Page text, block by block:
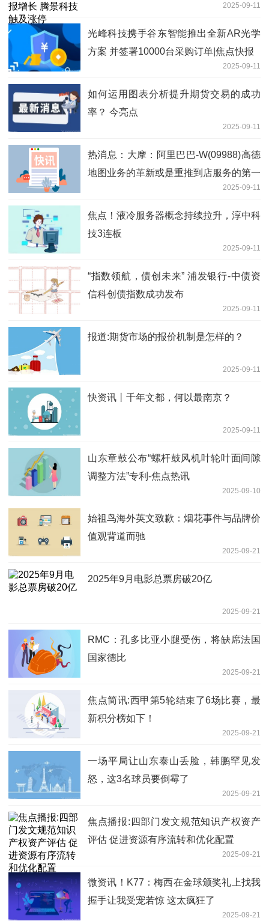
2025-09-11
光峰科技携手谷东智能推出全新AR光学
方案 并签署10000台采购订单|焦点快报
2025-09-11
如何运用图表分析提升期货交易的成功
率？ 今亮点
2025-09-11
热消息：大摩：阿里巴巴-W(09988)高德
地图业务的革新或是重推到店服务的第一
2025-09-11
焦点！液冷服务器概念持续拉升，淳中科
技3连板
2025-09-11
“指数领航，债创未来” 浦发银行-中债资
信科创债指数成功发布
2025-09-11
报道:期货市场的报价机制是怎样的？
2025-09-11
快资讯丨千年文都，何以最南京？
2025-09-11
山东章鼓公布“螺杆鼓风机叶轮叶面间隙
调整方法”专利-焦点热讯
2025-09-10
始祖鸟海外英文致歉：烟花事件与品牌价
值观背道而驰
2025-09-21
2025年9月电影总票房破20亿
2025-09-21
RMC：孔多比亚小腿受伤，将缺席法国
国家德比
2025-09-21
焦点简讯:西甲第5轮结束了6场比赛，最
新积分榜如下！
2025-09-21
一场平局让山东泰山丢脸，韩鹏罕见发
怒，这3名球员要倒霉了
2025-09-21
焦点播报:四部门发文规范知识产权资产
评估 促进资源有序流转和优化配置
2025-09-21
微资讯！K77：梅西在金球颁奖礼上找我
握手让我受宠若惊 这太疯狂了
2025-09-21